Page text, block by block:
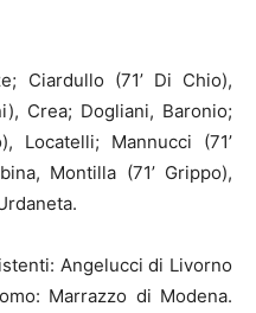
Ciardullo (71’ Di Chio),
Crea; Dogliani, Baronio;
Locatelli; Mannucci (71’
Montilla (71’ Grippo),
Angelucci di Livorno
Marrazzo di Modena.